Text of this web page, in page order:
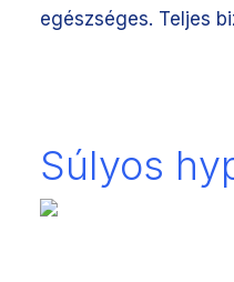
egészséges. Teljes
Súlyos